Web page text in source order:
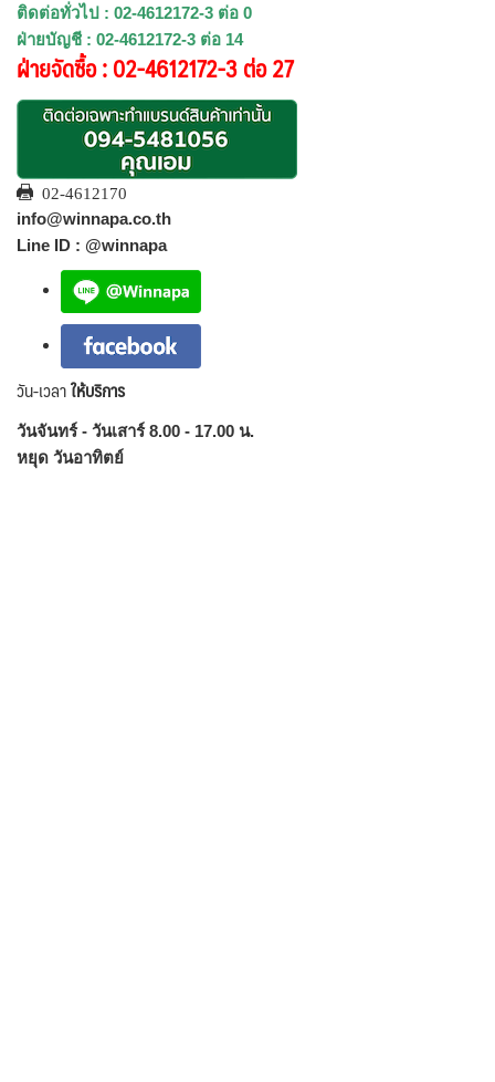
ติดต่อทั่วไป : 02-4612172-3 ต่อ 0
ฝ่ายบัญชี : 02-4612172-3 ต่อ 14
ฝ่ายจัดซื้อ : 02-4612172-3 ต่อ 27
02-4612170
info@winnapa.co.th
Line ID : @winnapa
วัน-เวลาให้บริการ
วันจันทร์ - วันเสาร์ 8.00 - 17.00 น.
หยุด วันอาทิตย์